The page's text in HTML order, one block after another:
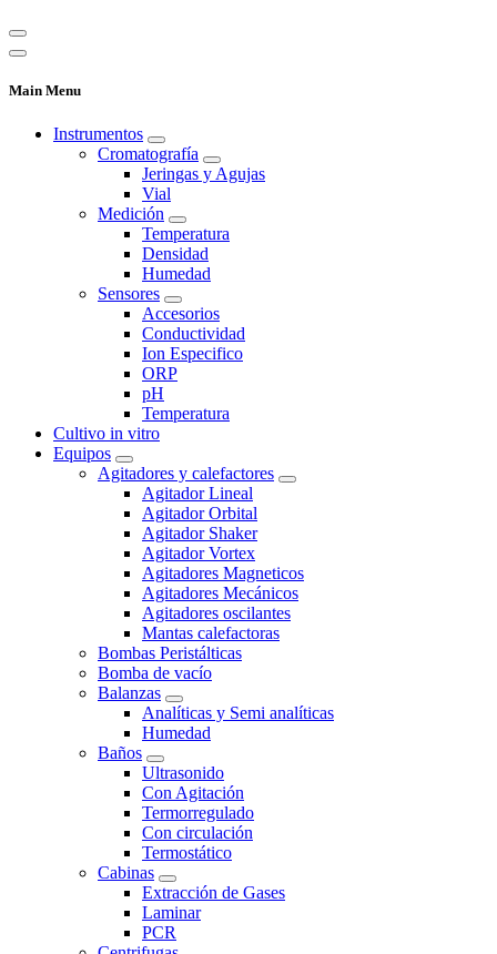
Main Menu
Instrumentos
Cromatografía
Jeringas y Agujas
Vial
Medición
Temperatura
Densidad
Humedad
Sensores
Accesorios
Conductividad
Ion Especifico
ORP
pH
Temperatura
Cultivo in vitro
Equipos
Agitadores y calefactores
Agitador Lineal
Agitador Orbital
Agitador Shaker
Agitador Vortex
Agitadores Magneticos
Agitadores Mecánicos
Agitadores oscilantes
Mantas calefactoras
Bombas Peristálticas
Bomba de vacío
Balanzas
Analíticas y Semi analíticas
Humedad
Baños
Ultrasonido
Con Agitación
Termorregulado
Con circulación
Termostático
Cabinas
Extracción de Gases
Laminar
PCR